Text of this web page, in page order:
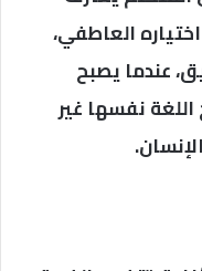
العاطفي،
عندما يصبح
نفسها غير